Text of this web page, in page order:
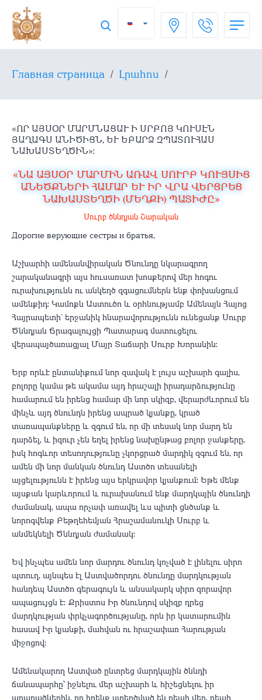
Главная страница / Լրահոս /
«ՈՐ ԱՅՍՕՐ ՄԱՐՄՆԱՑԱՒ Ի ՍՐԲՈՅ ԿՈՒՍԷՆ
ՅԱՂԱԳՍ ԱՆԻԾԻՑՆ, ԵՒ ԵԲԱՐՁ ԶՊԱՏՈՒՀԱՍ Ն
ԱԽԱՍՏԵՂԾԻՆ»:
«ՆԱ ԱՅՍՕՐ ՄԱՐՄԻՆ ԱՌԱՎ ՍՈՒՐԲ ԿՈՒՅՍԻՑ
ԱՆԵԾՔՆԵՐԻ ՀԱՄԱՐ ԵՒ ԻՐ ՎՐԱ ՎԵՐՑՐԵՑ Ն
ԱԽԱՍՏԵՂԾԻ (ՄԵՂՔԻ) ՊԱՏԻԺԸ»
Սուրբ ծննդյան Շարական
Дорогие верующие сестры и братья,
Աշխարհի ամենանվիրական Ծնունդը նկարագրող
շարականագրի այս հուսառատ խոսքերով մեր հոգու
ուրախությունն ու անկեղծ զգացումներն ենք փոխանցում
ամենքիդ: Կամոքն Աստուծո և օրհնությամբ Ամենայն Հայոց
Հայրապետի` երջանիկ հնարավորությունն ունեցանք Սուրբ
Ծննդյան Ճրագալույցի Պատարագ մատուցելու
վերապայծառացյալ Մայր Տաճարի Սուրբ Խորանին:
Երբ որևէ ընտանիքում նոր զավակ է լույս աշխարհ գալիս,
բոլորը կամա թե ակամա այդ հրաշալի իրադարձությունը
համարում են իրենց համար մի նոր սկիզբ, վերարժևորում են
մինչև այդ ծնունդն իրենց ապրած կյանքը, կրած
տառապանքները և զգում են, որ մի տեսակ նոր մարդ են
դարձել, և իզուր չեն եղել իրենց նախընթաց բոլոր ջանքերը,
իսկ հոգևոր տեսողությունը չկորցրած մարդիկ զգում են, որ
ամեն մի նոր մանկան ծնունդ Աստծո տեսանելի
այցելությունն է իրենց այս երկրավոր կյանքում: Եթե մենք
այսքան կարևորում և ուրախանում ենք մարդկային ծնունդի
ժամանակ, ապա որչափ առավել ևս պիտի ցնծանք և
նորոգվենք Բեթղեհեմյան Հրաշամանուկի Սուրբ և
անմեկնելի Ծննդյան ժամանակ:
Եվ ինչպես ամեն նոր մարդու ծնունդ կոչված է լինելու սիրո
պտուղ, այնպես էլ Աստվածորդու ծնունդը մարդկության
հանդեպ Աստծո գերագույն և անսակարկ սիրո զորավոր
ապացույցն է։ Քրիստոս Իր ծնունդով սկիզբ դրեց
մարդկության փրկչագործությանը, որն իր կատարումին
հասավ Իր կյանքի, մահվան ու հրաշափառ Հարության
միջոցով։
Ամենակարող Աստված ընտրեց մարդկային ծննդի
ճանապարհը՝ իջնելու մեր աշխարհ և հիշեցնելու իր
արարածներին, որ իրենք ստեղծված են դեպի վեր, դեպի